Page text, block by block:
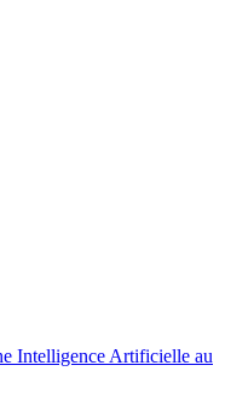
Intelligence Artificielle au